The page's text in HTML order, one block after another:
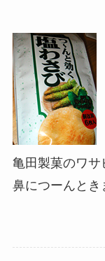
亀田製菓のワサ
鼻につーんとき